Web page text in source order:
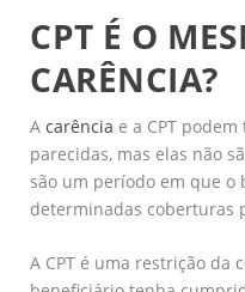
CPT É O
CARÊNCIA?
A carência e a CPT
parecidas, mas elas não
são um período em que
determinadas coberturas
A CPT é uma restrição da